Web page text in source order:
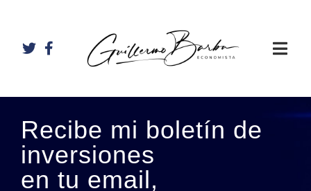
Recibe mi boletín de
inversiones
en tu email,